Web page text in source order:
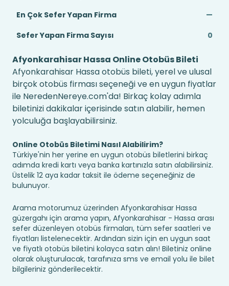
En Çok Sefer Yapan Firma
—
Sefer Yapan Firma Sayısı
0
Afyonkarahisar Hassa Online Otobüs Bileti
Afyonkarahisar Hassa otobüs bileti, yerel ve ulusal
birçok otobüs firması seçeneği ve en uygun fiyatlar
ile NeredenNereye.com'da! Birkaç kolay adımla
biletinizi dakikalar içerisinde satın alabilir, hemen
yolculuğa başlayabilirsiniz.
Online Otobüs Biletimi Nasıl Alabilirim?
Türkiye'nin her yerine en uygun otobüs biletlerini birkaç
adımda kredi kartı veya banka kartınızla satın alabilirsiniz.
Üstelik 12 aya kadar taksit ile ödeme seçeneğiniz de
bulunuyor.
Arama motorumuz üzerinden Afyonkarahisar Hassa
güzergahı için arama yapın, Afyonkarahisar - Hassa arası
sefer düzenleyen otobüs firmaları, tüm sefer saatleri ve
fiyatları listelenecektir. Ardından sizin için en uygun saat
ve fiyatlı otobüs biletini kolayca satın alın! Biletiniz online
olarak oluşturulacak, tarafınıza sms ve email yolu ile bilet
bilgileriniz gönderilecektir.